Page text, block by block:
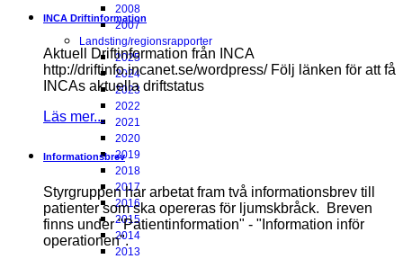
2008
2007
Landsting/regionsrapporter
2025
2024
2023
2022
2021
2020
2019
2018
2017
2016
2015
2014
2013
INCA Driftinformation
Aktuell Driftinformation från INCA
http://driftinfo.incanet.se/wordpress/ Följ länken för att få
INCAs aktuella driftstatus
Läs mer...
Informationsbrev
Styrgruppen har arbetat fram två informationsbrev till
patienter som ska opereras för ljumskbråck. Breven
finns under "Patientinformation" - "Information inför
operationen".